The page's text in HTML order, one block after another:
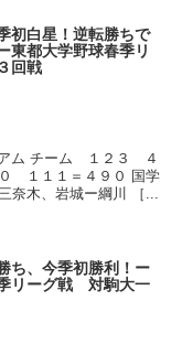
初白星！逆転勝ちで
東都大学野球春季リ
回戦
ム チーム １２３ ４
１１１＝４９０ 国学
木、岩城ー綱川 ［...
ち、今季初勝利！ー
リーグ戦 対駒大一